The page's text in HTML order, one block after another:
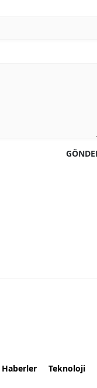
Haberler Teknoloji